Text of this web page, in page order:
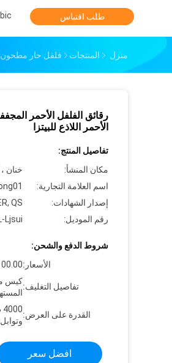
طلب اقتباس
منزل المنتجات فلفل حار مطحون
رقائق الفلفل الأحمر
الأحمر اللاذع للبيتزا
تفاصيل المنتج:
مكان المنشأ:
خنان
اسم العلامة التجارية:
إصدار الشهادات:
QS
رقم الموديل:
Ljsui
شروط الدفع والشحن:
الأسعار:Metric Tons
تفاصيل التغليف:
كيس
القدرة على العرض:
افضل سعر